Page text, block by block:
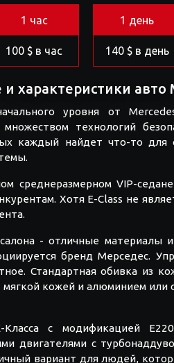
1 час
100 $ в час
1 день
140 $ в день
характеристики авто
уровня от
технологий
каждый найдет что-то для
среднеразмерном VIP-
Хотя E-Class не
- отличные материалы
бренд Мерседес.
Стандартная обивка из
кожей и алюминием или
с модификацией
двигателями с
вариант для людей,